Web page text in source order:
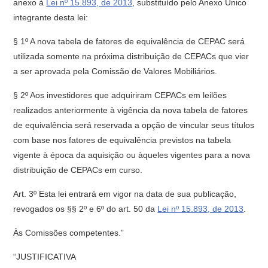
anexo à Lei nº 15.893, de 2013 , substituído pelo Anexo Único
integrante desta lei:
§ 1º A nova tabela de fatores de equivalência de CEPAC será
utilizada somente na próxima distribuição de CEPACs que vier
a ser aprovada pela Comissão de Valores Mobiliários.
§ 2º Aos investidores que adquiriram CEPACs em leilões
realizados anteriormente à vigência da nova tabela de fatores
de equivalência será reservada a opção de vincular seus títulos
com base nos fatores de equivalência previstos na tabela
vigente à época da aquisição ou àqueles vigentes para a nova
distribuição de CEPACs em curso.
Art. 3º Esta lei entrará em vigor na data de sua publicação,
revogados os §§ 2º e 6º do art. 50 da Lei nº 15.893, de 2013
Às Comissões competentes.”
“JUSTIFICATIVA